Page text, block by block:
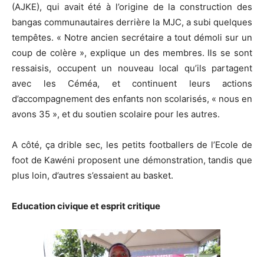
(AJKE), qui avait été à l’origine de la construction des
bangas communautaires derrière la MJC, a subi quelques
tempêtes. « Notre ancien secrétaire a tout démoli sur un
coup de colère », explique un des membres. Ils se sont
ressaisis, occupent un nouveau local qu’ils partagent
avec les Céméa, et continuent leurs actions
d’accompagnement des enfants non scolarisés, « nous en
avons 35 », et du soutien scolaire pour les autres.
A côté, ça drible sec, les petits footballers de l’Ecole de
foot de Kawéni proposent une démonstration, tandis que
plus loin, d’autres s’essaient au basket.
Education civique et esprit critique